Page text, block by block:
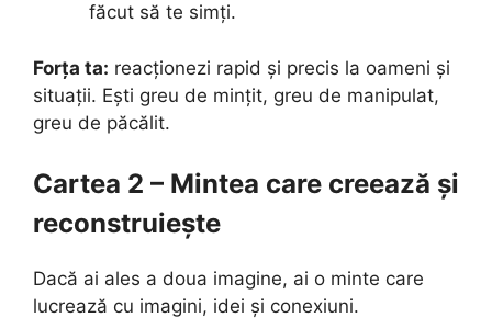
făcut să te simți.
Forța ta: reacționezi rapid și precis la oameni și
situații. Ești greu de mințit, greu de manipulat,
greu de păcălit.
Cartea 2 – Mintea care creează și
reconstruiește
Dacă ai ales a doua imagine, ai o minte care
lucrează cu imagini, idei și conexiuni.